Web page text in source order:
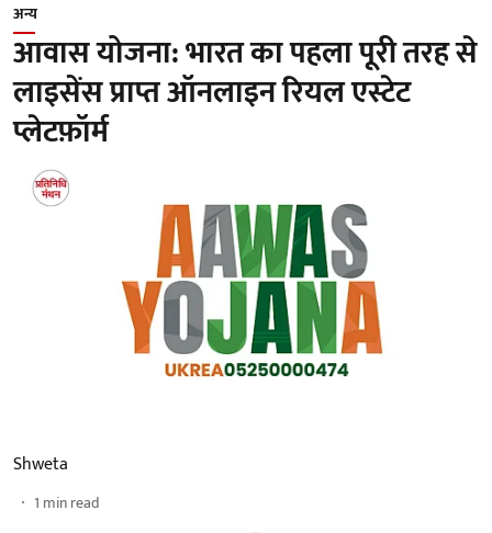
अन्य
आवास योजना: भारत का पहला पूरी तरह से
लाइसेंस प्राप्त ऑनलाइन रियल एस्टेट
प्लेटफ़ॉर्म
Shweta
1 min read